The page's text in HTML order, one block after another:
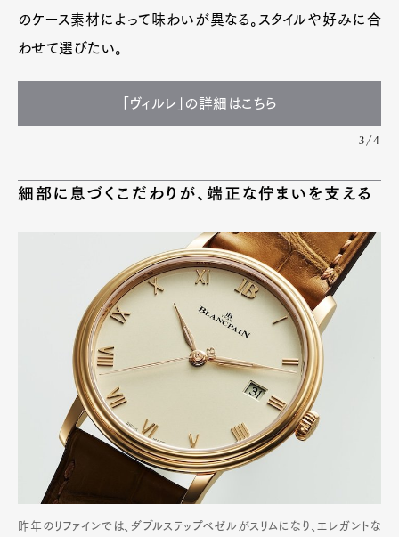
のケース素材によって味わいが異なる。スタイルや好みに合
わせて選びたい。
「ヴィルレ」の詳細はこちら
3/4
細部に息づくこだわりが、端正な佇まいを支える
昨年のリファインでは、ダブルステップベゼルがスリムになり、エレガントな